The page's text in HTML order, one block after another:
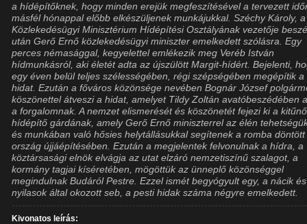
a hídépítőknek, hogy minden erejük megfeszítésével a tervezett
másfél hónappal előbb elkészüljenek munkájukkal. Széchy Károly, a
Közlekedésügyi Minisztérium Hídépítési Osztályának vezetője
után Gerő Ernő közlekedésügyi miniszter emelkedett szólásra. Egy
perces némasággal, kegyelettel emlékezik meg Veréb István
hídmunkásról, aki életét adta az újszülött Margit-hídért. Bejelenti,
egy éven belül teljes szélességében, régi szépségében megépítik a
hidat. Ezután a főváros közönsége nevében Bognár József
köszönettel átveszi a hidat, amelyet Tildy Zoltán avatóbeszédében
a forgalomnak. A nemzet elismerését és köszönetét fejezi ki a kitűnő
hídépítő gárdának, amely Gerő Ernő miniszterrel az élén
és munkában való hősies helytállásukkal segítenek a romba döntött
ország újjáépítésében. Ezután a megjelentek felvonulnak a hídra, a
köztársasági elnök elvágja az utat elzáró nemzetiszínű szalagot, a
kormány tagjai kíséretében, mögöttük az ünneplő közönséggel
megindulnak Budáról Pestre. Ezzel ismét begyógyult egy, a nácik és
nyilasok által okozott seb, a pesti hidak száma négyre emelkedett.
Kivonatos leírás: